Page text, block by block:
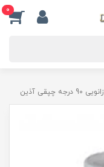
0
زانویی 90 درجه چپقی آذین